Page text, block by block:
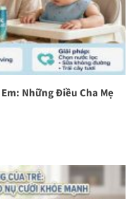
Những Điều Cha Mẹ